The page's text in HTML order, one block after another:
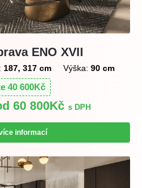
ENO XVII
187, 317 cm Výška: 90 cm
40 600Kč
60 800Kč s DPH
informací